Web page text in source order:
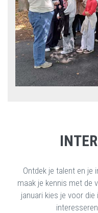
Ontdek je talent en
maak je kennis met de
januari kies je voor